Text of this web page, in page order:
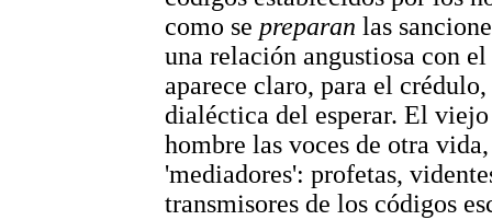
como se preparan las
una relación angustiosa con
aparece claro, para el
dialéctica del esperar. El
hombre las voces de otra
'mediadores': profetas,
transmisores de los códigos